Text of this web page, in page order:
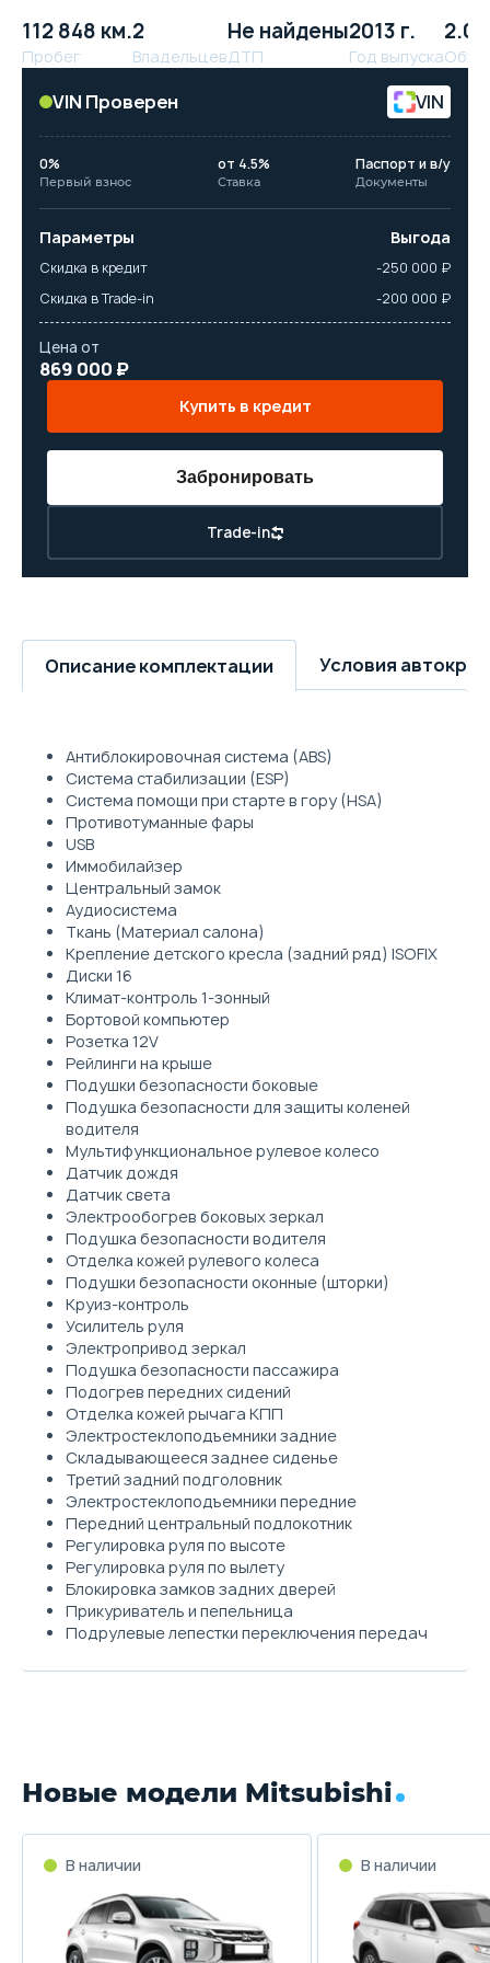
112 848 км.
Пробег
2
Владельцев
Не найдены
ДТП
2013 г.
Год выпуска
2.0
VIN Проверен VIN
0%
Первый взнос
от 4.5%
Ставка
Паспорт и в/у
Документы
Параметры Выгода
Скидка в кредит
-250 000 ₽
Скидка в Trade-in
-200 000 ₽
Цена от
869 000 ₽
Купить в кредит
Trade-in
Забронировать
Описание комплектации Условия
Антиблокировочная система (ABS)
Система стабилизации (ESP)
Система помощи при старте в гору (HSA)
Противотуманные фары
USB
Иммобилайзер
Центральный замок
Аудиосистема
Ткань (Материал салона)
Крепление детского кресла (задний ряд) ISOFIX
Диски 16
Климат-контроль 1-зонный
Бортовой компьютер
Розетка 12V
Рейлинги на крыше
Подушки безопасности боковые
Подушка безопасности для защиты коленей
водителя
Мультифункциональное рулевое колесо
Датчик дождя
Датчик света
Электрообогрев боковых зеркал
Подушка безопасности водителя
Отделка кожей рулевого колеса
Подушки безопасности оконные (шторки)
Круиз-контроль
Усилитель руля
Электропривод зеркал
Подушка безопасности пассажира
Подогрев передних сидений
Отделка кожей рычага КПП
Электростеклоподъемники задние
Складывающееся заднее сиденье
Третий задний подголовник
Электростеклоподъемники передние
Передний центральный подлокотник
Регулировка руля по высоте
Регулировка руля по вылету
Блокировка замков задних дверей
Прикуриватель и пепельница
Подрулевые лепестки переключения передач
Новые модели Mitsubishi